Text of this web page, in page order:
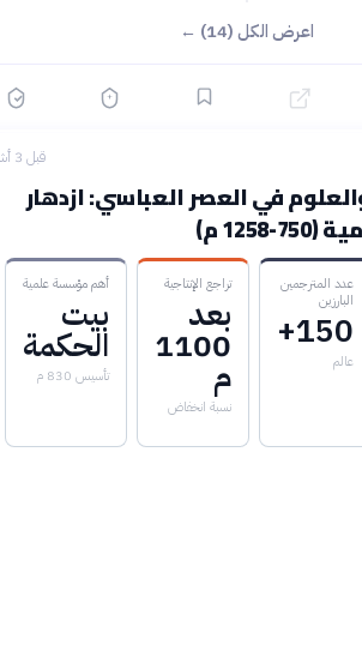
اعرض الكل (14) ←
في العصر العباسي: ازدهار
المترجمين
150+
تراجع الإنتاجية
بعد
1100
نسبة انخفاض
أهم مؤسسة علمية
بيت
الحكمة
تأسيس 830 م